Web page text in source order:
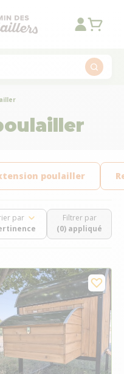
poulailler
par
Filtrer par
(0) appliqué